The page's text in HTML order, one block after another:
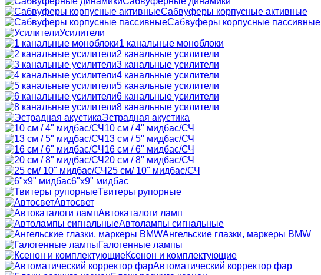
Сабвуферы корпусные активные
Сабвуферы корпусные пассивные
Усилители
1 канальные моноблоки
2 канальные усилители
3 канальные усилители
4 канальные усилители
5 канальные усилители
6 канальные усилители
8 канальные усилители
Эстрадная акустика
10 см / 4" мидбас/СЧ
13 см / 5" мидбас/СЧ
16 см / 6" мидбас/СЧ
20 см / 8" мидбас/СЧ
25 см/ 10" мидбас/СЧ
6"x9" мидбас
Твитеры рупорные
Автосвет
Автокаталоги ламп
Автолампы сигнальные
Ангельские глазки, маркеры BMW
Галогенные лампы
Ксенон и комплектующие
Автоматический корректор фар